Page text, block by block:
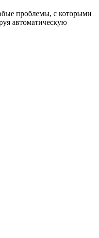
проблемы, с которыми
автоматическую